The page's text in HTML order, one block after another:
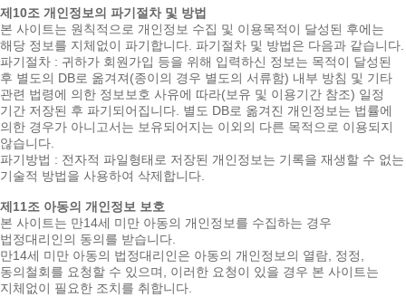
제10조 개인정보의 파기절차 및 방법
본 사이트는 원칙적으로 개인정보 수집 및 이용목적이 달성된 후에는
해당 정보를 지체없이 파기합니다. 파기절차 및 방법은 다음과 같습니다.
파기절차 : 귀하가 회원가입 등을 위해 입력하신 정보는 목적이 달성된
후 별도의 DB로 옮겨져(종이의 경우 별도의 서류함) 내부 방침 및 기타
관련 법령에 의한 정보보호 사유에 따라(보유 및 이용기간 참조) 일정
기간 저장된 후 파기되어집니다. 별도 DB로 옮겨진 개인정보는 법률에
의한 경우가 아니고서는 보유되어지는 이외의 다른 목적으로 이용되지
않습니다.
파기방법 : 전자적 파일형태로 저장된 개인정보는 기록을 재생할 수 없는
기술적 방법을 사용하여 삭제합니다.
제11조 아동의 개인정보 보호
본 사이트는 만14세 미만 아동의 개인정보를 수집하는 경우
법정대리인의 동의를 받습니다.
만14세 미만 아동의 법정대리인은 아동의 개인정보의 열람, 정정,
동의철회를 요청할 수 있으며, 이러한 요청이 있을 경우 본 사이트는
지체없이 필요한 조치를 취합니다.